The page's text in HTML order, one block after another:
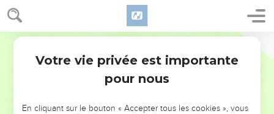
NE MANQUEZ PAS L’ÉVÉNEMENT
Votre vie privée est importante
pour nous
En cliquant sur le bouton « Accepter tous les cookies », vous